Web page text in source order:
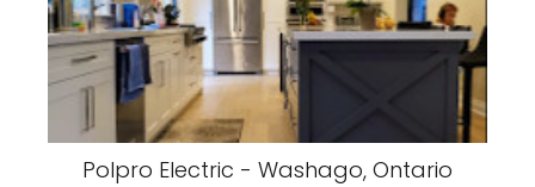
Polpro Electric - Washago, Ontario